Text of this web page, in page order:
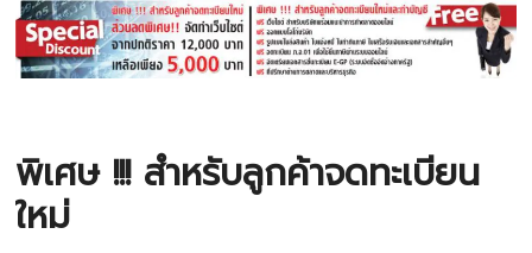
พิเศษ !!! สำหรับลูกค้าจดทะเบียน
ใหม่